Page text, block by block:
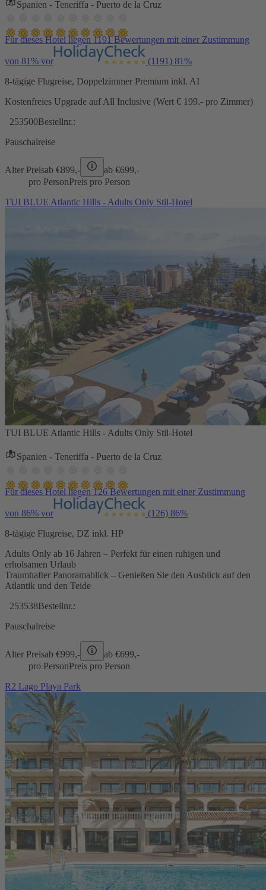
Spanien - Teneriffa - Puerto de la Cruz
Für dieses Hotel liegen 1191 Bewertungen mit einer Zustimmung
von 81% vor (1191) 81%
8-tägige Flugreise, Doppelzimmer Premium inkl. AI
Kostenfreies Upgrade auf All Inclusive (Wert € 199.- pro Zimmer)
253500Bestellnr.:
Pauschalreise
Alter Preisab €899,- ab €699,-
pro PersonPreis pro Person
TUI BLUE Atlantic Hills - Adults Only Stil-Hotel
TUI BLUE Atlantic Hills - Adults Only Stil-Hotel
Spanien - Teneriffa - Puerto de la Cruz
Für dieses Hotel liegen 126 Bewertungen mit einer Zustimmung
von 86% vor (126) 86%
8-tägige Flugreise, DZ inkl. HP
Adults Only ab 16 Jahren – Perfekt für einen ruhigen und
erholsamen Urlaub
Traumhafter Panoramablick – Genießen Sie den Ausblick auf den
Atlantik und den Teide
253538Bestellnr.:
Pauschalreise
Alter Preisab €999,- ab €699,-
pro PersonPreis pro Person
R2 Lago Playa Park